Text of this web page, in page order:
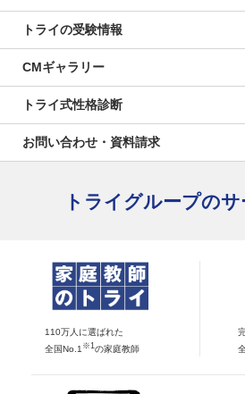
トライの受験情報
CMギャラリー
トライ式性格診断
お問い合わせ・資料請求
トライグループの
110万人に選ばれた
全国No.1 ※1 の家庭教師